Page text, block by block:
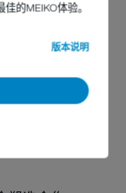
的MEIKO体验。
版本说明